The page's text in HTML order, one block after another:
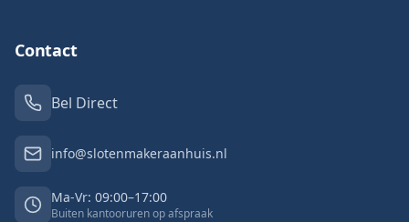
Contact
Bel Direct
info@slotenmakeraanhuis.nl
Ma-Vr: 09:00–17:00
Buiten kantooruren op afspraak